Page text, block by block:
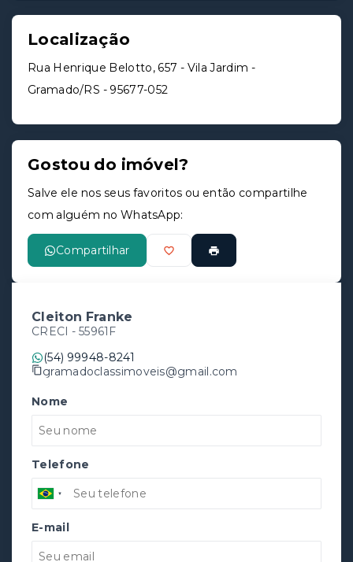
Localização
Rua Henrique Belotto, 657 - Vila Jardim -
Gramado/RS - 95677-052
Gostou do imóvel?
Salve ele nos seus favoritos ou então compartilhe
com alguém no WhatsApp:
Compartilhar
Cleiton Franke
CRECI - 55961F
(54) 99948-8241
gramadoclassimoveis@gmail.com
Nome
Telefone
E-mail